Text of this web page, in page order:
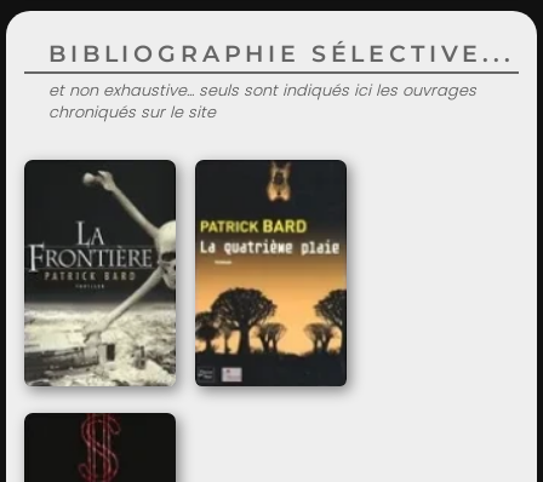
BIBLIOGRAPHIE SÉLECTIVE...
et non exhaustive... seuls sont indiqués ici les ouvrages
chroniqués sur le site